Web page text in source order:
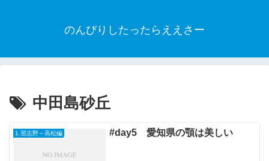
のんびりしたったらええさー
中田島砂丘
1.習志野～高松編 #day5 愛知県の顎は美しい